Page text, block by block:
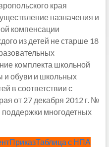
края
назначения и
компенсации
из детей не старше 18
комплекта школьной
и обуви и школьных
в соответствии с
от 27 декабря 2012 г. №
многодетных
ПриказТаблица с НПА